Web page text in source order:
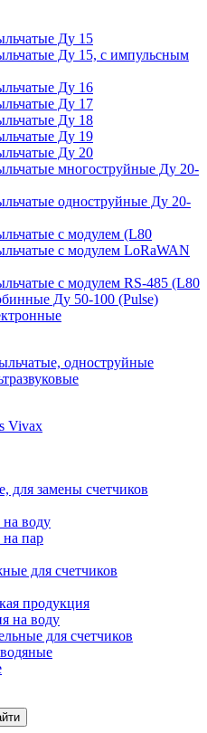
Ду 15
Ду 15, с импульсным
Ду 16
Ду 17
Ду 18
Ду 19
Ду 20
многоструйные Ду 20-
одноструйные Ду 20-
с модулем (L80
с модулем LoRaWAN
с модулем RS-485 (L80
Ду 50-100 (Pulse)
одноструйные
Vivax
для замены счетчиков
воду
пар
для счетчиков
продукция
на воду
для счетчиков